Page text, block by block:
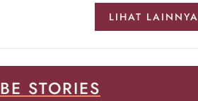
LIHAT LAINNYA
BE STORIES